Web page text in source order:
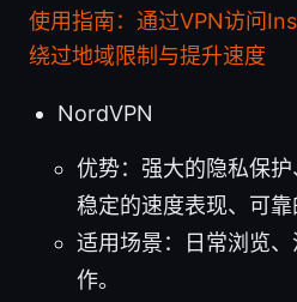
使用指南：通过VPN访问
绕过地域限制与提升速度
NordVPN
优势：强大的隐私保护
稳定的速度表现、可靠
适用场景：日常浏览
作。